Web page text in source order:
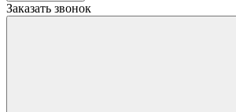
Заказать звонок